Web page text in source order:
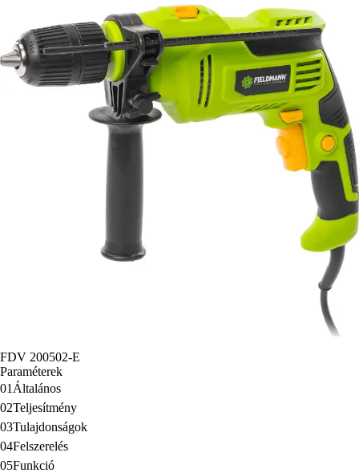
FDV 200502-E
Paraméterek
01 Általános
02Teljesítmény
03Tulajdonságok
04Felszerelés
05Funkció